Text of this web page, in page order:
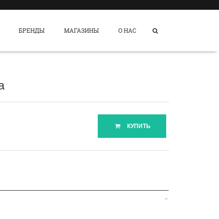
БРЕНДЫ МАГАЗИНЫ О НАС
КУПИТЬ